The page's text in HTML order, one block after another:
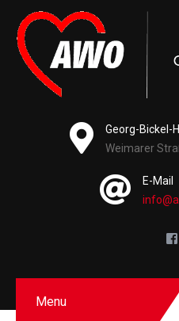
Georg-Bickel-
Weimarer
E-Mail
Menu